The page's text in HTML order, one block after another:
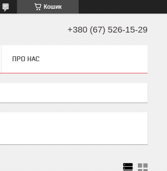
Кошик
+380 (67) 526-15-29
ПРО НАС